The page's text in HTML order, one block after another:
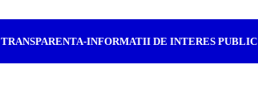
TRANSPARENTA-INFORMATII DE INTERES PUBLIC